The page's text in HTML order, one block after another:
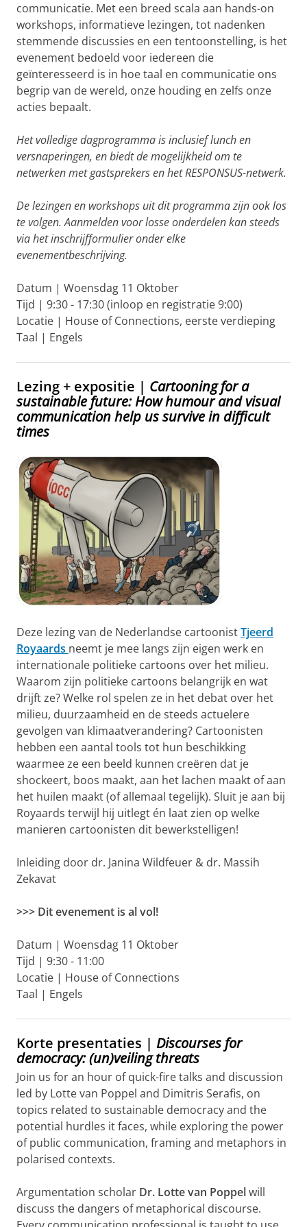
communicatie. Met een breed scala aan hands-on
workshops, informatieve lezingen, tot nadenken
stemmende discussies en een tentoonstelling, is het
evenement bedoeld voor iedereen die
geïnteresseerd is in hoe taal en communicatie ons
begrip van de wereld, onze houding en zelfs onze
acties bepaalt.
Het volledige dagprogramma is inclusief lunch en
versnaperingen, en biedt de mogelijkheid om te
netwerken met gastsprekers en het RESPONSUS-netwerk.
De lezingen en workshops uit dit programma zijn ook los
te volgen. Aanmelden voor losse onderdelen kan steeds
via het inschrijfformulier onder elke
evenementbeschrijving.
Datum | Woensdag 11 Oktober
Tijd | 9:30 - 17:30 (inloop en registratie 9:00)
Locatie | House of Connections, eerste verdieping
Taal | Engels
Lezing + expositie | Cartooning for a
sustainable future: How humour and visual
communication help us survive in difficult
times
Deze lezing van de Nederlandse cartoonistTjeerd
Royaards neemt je mee langs zijn eigen werk en
internationale politieke cartoons over het milieu.
Waarom zijn politieke cartoons belangrijk en wat
drijft ze? Welke rol spelen ze in het debat over het
milieu, duurzaamheid en de steeds actuelere
gevolgen van klimaatverandering? Cartoonisten
hebben een aantal tools tot hun beschikking
waarmee ze een beeld kunnen creëren dat je
shockeert, boos maakt, aan het lachen maakt of aan
het huilen maakt (of allemaal tegelijk). Sluit je aan bij
Royaards terwijl hij uitlegt én laat zien op welke
manieren cartoonisten dit bewerkstelligen!
Inleiding door dr. Janina Wildfeuer & dr. Massih
Zekavat
>>> Dit evenement is al vol!
Datum | Woensdag 11 Oktober
Tijd | 9:30 - 11:00
Locatie | House of Connections
Taal | Engels
Korte presentaties | Discourses for
democracy: (un)veiling threats
Join us for an hour of quick-fire talks and discussion
led by Lotte van Poppel and Dimitris Serafis, on
topics related to sustainable democracy and the
potential hurdles it faces, while exploring the power
of public communication, framing and metaphors in
polarised contexts.
Argumentation scholar Dr. Lotte van Poppelwill
discuss the dangers of metaphorical discourse.